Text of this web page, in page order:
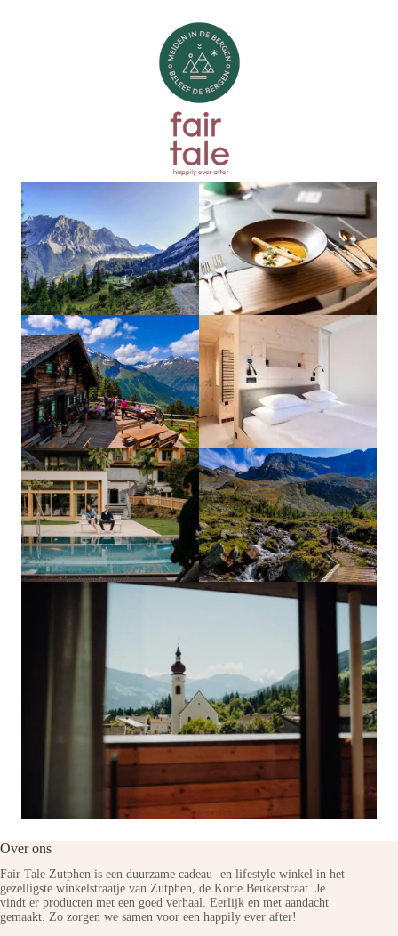
Over ons
Fair Tale Zutphen is een duurzame cadeau- en lifestyle winkel in het
gezelligste winkelstraatje van Zutphen, de Korte Beukerstraat. Je
vindt er producten met een goed verhaal. Eerlijk en met aandacht
gemaakt. Zo zorgen we samen voor een happily ever after!